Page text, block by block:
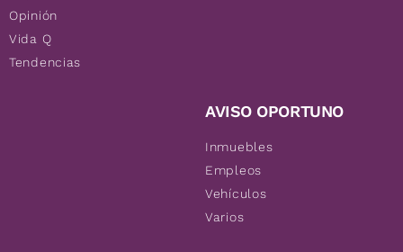
Opinión
Vida Q
Tendencias
AVISO OPORTUNO
Inmuebles
Empleos
Vehículos
Varios